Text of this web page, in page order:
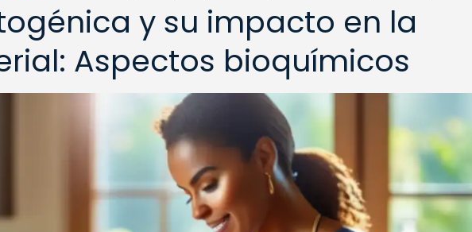
y su impacto en la
Aspectos bioquímicos